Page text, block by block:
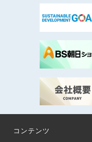
コンテンツ